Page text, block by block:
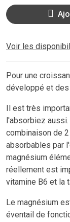
Voir les
Pour une
développé et
Il est très
l'absorbiez
combinaison de
absorbables par
magnésium
réellement est
vitamine B6 et la
Le magnésium
éventail de